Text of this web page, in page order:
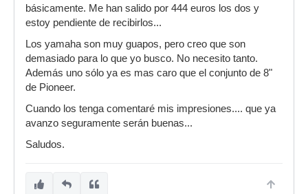
básicamente. Me han salido por 444 euros los dos y
estoy pendiente de recibirlos...
Los yamaha son muy guapos, pero creo que son
demasiado para lo que yo busco. No necesito tanto.
Además uno sólo ya es mas caro que el conjunto de 8"
de Pioneer.
Cuando los tenga comentaré mis impresiones.... que ya
avanzo seguramente serán buenas...
Saludos.